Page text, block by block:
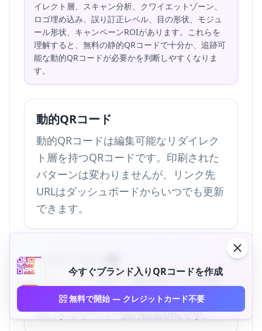
イレクト層、スキャン分析、クワイエットゾーン、
ロゴ埋め込み、誤り訂正レベル、目の形状、モジュ
ール形状、キャンペーンROIがあります。これらを
理解すると、無料の静的QRコードで十分か、追跡可
能な動的QRコードが必要かを判断しやすくなりま
す。
動的QRコード
動的QRコードは編集可能なリダイレク
ト層を持つQRコードです。印刷された
パターンは変わりませんが、リンク先
URLはダッシュボードからいつでも更新
できます。
リダイレクト層
リダイレクト層は、動的QRコードを印
刷後も編集可能にし、スキャン分析を有
効にするサーバー側の転送URLです。
今すぐブランド入りQRコードを作成
無料で開始 — クレジットカード不要